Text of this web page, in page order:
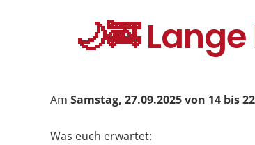
🌙🚒
Am Samstag, 27.09.2025 von 14 bis
Was euch erwartet: